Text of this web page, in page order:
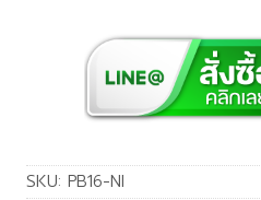
SKU: PB16-NI